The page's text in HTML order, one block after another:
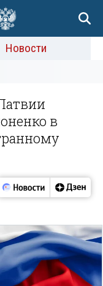
Новости
в